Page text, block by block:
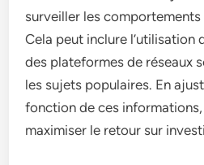
surveiller les comportements
Cela peut inclure l’utilisation
des plateformes de réseaux
les sujets populaires. En
fonction de ces
maximiser le retour sur